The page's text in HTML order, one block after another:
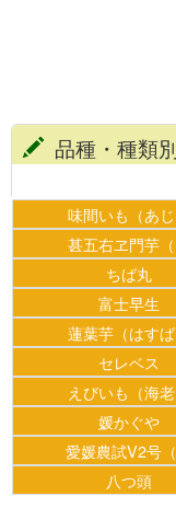
品種・種類
味間いも（あ
甚五右ヱ門芋
ちば丸
富士早生
蓮葉芋（はす
セレベス
えびいも（海
媛かぐや
愛媛農試V2号
八つ頭